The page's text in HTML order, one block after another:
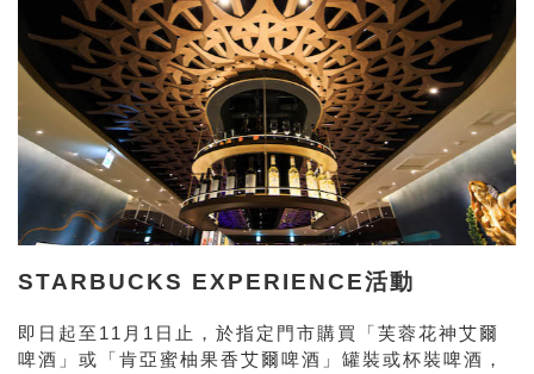
STARBUCKS EXPERIENCE活動
即日起至11月1日止，於指定門市購買「芙蓉花神艾爾
啤酒」或「肯亞蜜柚果香艾爾啤酒」罐裝或杯裝啤酒，